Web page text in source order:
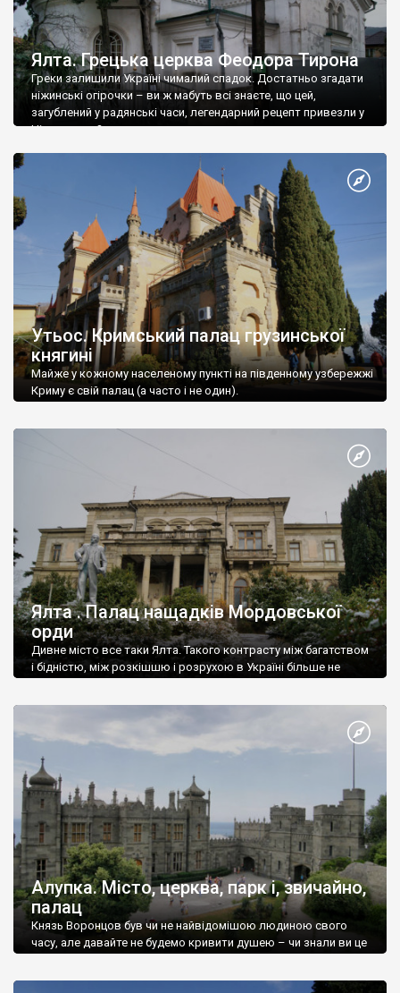
Ялта. Грецька церква Феодора Тирона
Греки залишили Україні чималий спадок. Достатньо згадати
ніжинські огірочки – ви ж мабуть всі знаєте, що цей,
загублений у радянські часи, легендарний рецепт привезли у
Ніжин греки?
Утьос. Кримський палац грузинської
княгині
Майже у кожному населеному пункті на південному узбережжі
Криму є свій палац (а часто і не один).
Ялта . Палац нащадків Мордовської
орди
Дивне місто все таки Ялта. Такого контрасту між багатством
і бідністю, між розкішшю і розрухою в Україні більше не
Алупка. Місто, церква, парк і, звичайно,
палац
Князь Воронцов був чи не найвідомішою людиною свого
часу, але давайте не будемо кривити душею – чи знали ви це